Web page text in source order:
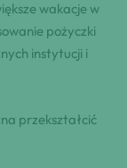
wakacje w
pożyczki
instytucji i
przekształcić